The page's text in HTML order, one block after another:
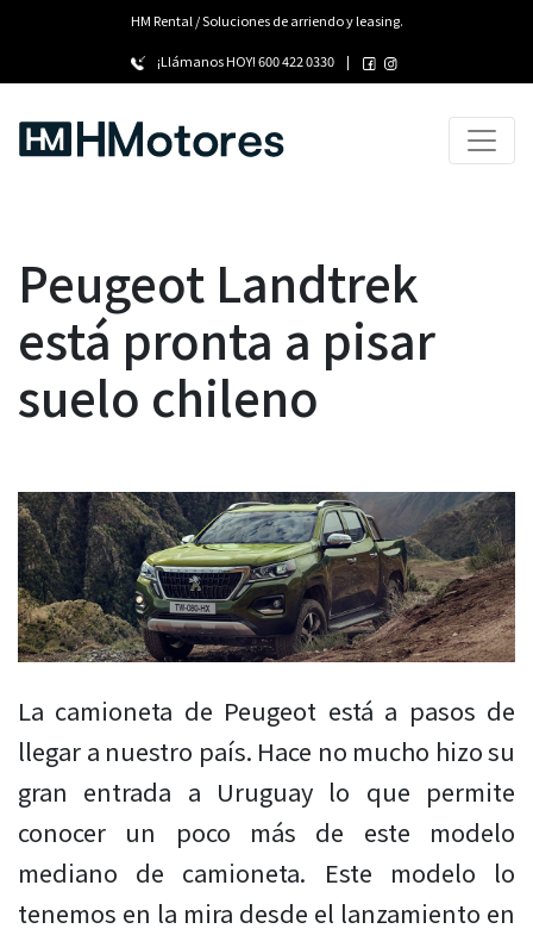
HM Rental / Soluciones de arriendo y leasing.
¡Llámanos HOY!600 422 0330 |
Peugeot Landtrek
está pronta a pisar
suelo chileno
La camioneta de Peugeot está a pasos de
llegar a nuestro país. Hace no mucho hizo su
gran entrada a Uruguay lo que permite
conocer un poco más de este modelo
mediano de camioneta. Este modelo lo
tenemos en la mira desde el lanzamiento en